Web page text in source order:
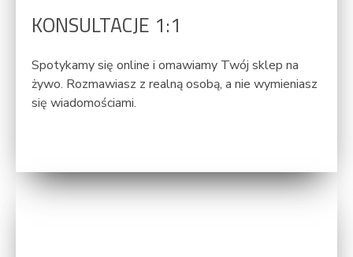
KONSULTACJE 1:1
Spotykamy się online i omawiamy Twój sklep na
żywo. Rozmawiasz z realną osobą, a nie wymieniasz
się wiadomościami.